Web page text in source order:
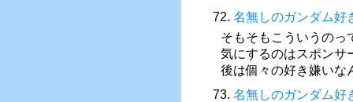
72. 名無しのガンダム好
そもそもこういうのっ
気にするのはスポンサ
後は個々の好き嫌いな
73. 名無しのガンダム好